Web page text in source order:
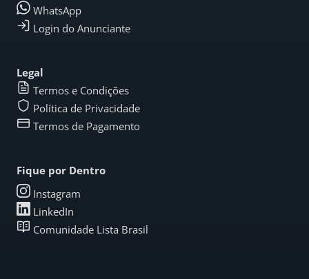
WhatsApp
Login do Anunciante
Legal
Termos e Condições
Política de Privacidade
Termos de Pagamento
Fique por Dentro
Instagram
LinkedIn
Comunidade Lista Brasil